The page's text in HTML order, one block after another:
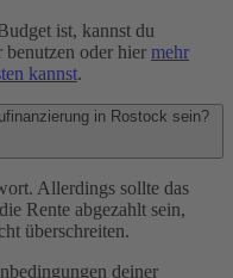
ist, kannst du
benutzen oder hier mehr
kannst.
in Rostock sein?
Allerdings sollte das
Rente abgezahlt sein,
überschreiten.
deiner